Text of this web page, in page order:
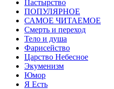
Пастырство
ПОПУЛЯРНОЕ
САМОЕ ЧИТАЕМОЕ
Смерть и переход
Тело и душа
Фарисейство
Царство Небесное
Экуменизм
Юмор
Я Есть